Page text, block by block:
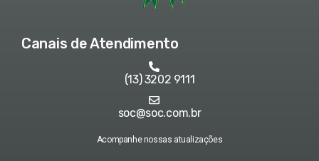
Canais de Atendimento
(13) 3202 9111
soc@soc.com.br
Acompanhe nossas atualizações